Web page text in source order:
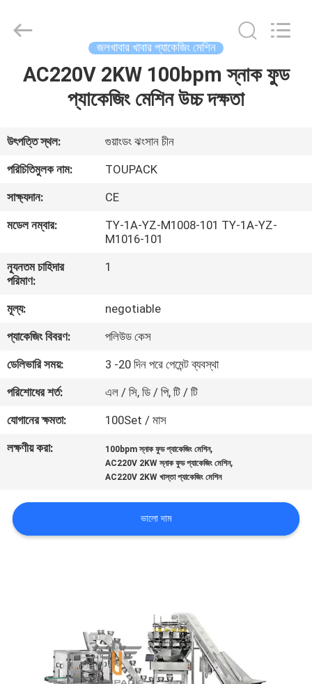
বাড়ি
আমাদের
সম্পর্কে
ফ্যাক্টরি
ট্যুর
মান
নিয়ন্ত্রণ
আমাদের
সাথে
যোগাযোগ
করুন
মামলা
Reserved.
জলখাবার খাবার প্যাকেজিং মেশিন
AC220V 2KW 100bpm স্নাক ফুড
প্যাকেজিং মেশিন উচ্চ দক্ষতা
উৎপত্তি স্থল:
গুয়াংডং ঝংসান চীন
পরিচিতিমুলক নাম:
TOUPACK
সাক্ষ্যদান:
CE
মডেল নম্বার:
TY-1A-YZ-M1008-101 TY-1A-YZ-
M1016-101
ন্যূনতম চাহিদার
পরিমাণ:
1
মূল্য:
negotiable
প্যাকেজিং বিবরণ:
পলিউড কেস
ডেলিভারি সময়:
3 -20 দিন পরে পেমেন্ট ব্যবস্থা
পরিশোধের শর্ত:
এল / সি, ডি / পি, টি / টি
যোগানের ক্ষমতা:
100Set / মাস
লক্ষণীয় করা:
100bpm স্নাক ফুড প্যাকেজিং মেশিন,
AC220V 2KW স্নাক ফুড প্যাকেজিং মেশিন,
AC220V 2KW খাস্তা প্যাকেজিং মেশিন
ভালো দাম